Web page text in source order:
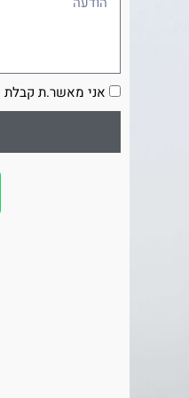
הסכמה
אני מאשר.ת קבלת